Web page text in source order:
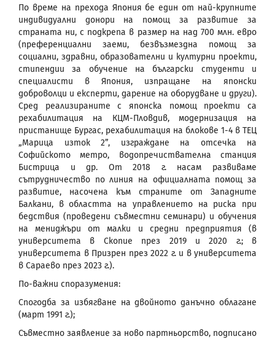
По време на прехода Япония бе един от най-крупните
индивидуални донори на помощ за развитие за
страната ни, с подкрепа в размер на над 700 млн. евро
(преференциални заеми, безвъзмездна помощ за
социални, здравни, образователни и културни проекти,
стипендии за обучение на български студенти и
специалисти в Япония, изпращане на японски
доброволци и експерти, дарение на оборудване и други).
Сред реализираните с японска помощ проекти са
рехабилитация на КЦМ-Пловдив, модернизация на
пристанище Бургас, рехабилитация на блокове 1-4 в ТЕЦ
„Марица изток 2”, изграждане на отсечка на
Софийското метро, водопречиствателна станция
Бистрица и др. От 2018 г. насам развиваме
сътрудничество по линия на официалната помощ за
развитие, насочена към страните от Западните
Балкани, в областта на управлението на риска при
бедствия (проведени съвместни семинари) и обучения
на мениджъри от малки и средни предприятия (в
университета в Скопие през 2019 и 2020 г.; в
университета в Призрен през 2022 г. и в университета
в Сараево през 2023 г.).
По-важни споразумения:
Спогодба за избягване на двойното данъчно облагане
(март 1991 г.);
Съвместно заявление за ново партньорство, подписано